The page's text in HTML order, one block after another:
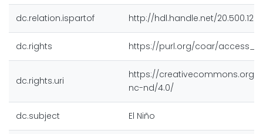
dc.relation.ispartof http://hdl.handle.net/
dc.rights https://purl.org/coar/
dc.rights.uri
https://creativecommons.org/
nc-nd/4.0/
dc.subject El Niño